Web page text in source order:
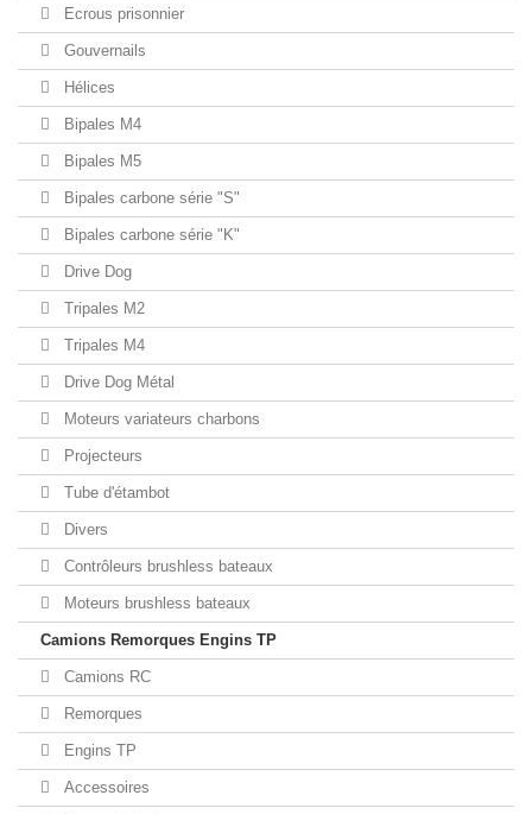
Ecrous prisonnier
Gouvernails
Hélices
Bipales M4
Bipales M5
Bipales carbone série "S"
Bipales carbone série "K"
Drive Dog
Tripales M2
Tripales M4
Drive Dog Métal
Moteurs variateurs charbons
Projecteurs
Tube d'étambot
Divers
Contrôleurs brushless bateaux
Moteurs brushless bateaux
Camions Remorques Engins TP
Camions RC
Remorques
Engins TP
Accessoires